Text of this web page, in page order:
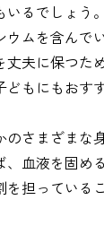
るでしょう
ムを含んで
夫に保つた
どもにもおす
のさまざまな
、血液を固め
担っている